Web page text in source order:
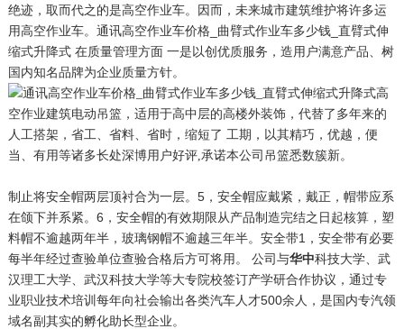
绝迹，取而代之的是高空作业车。因而，未来城市建筑维护将许多运
用高空作业车。通讯高空作业车价格_曲臂式作业车多少钱_直臂式伸
缩式升降式 在质量管理方面 一是以创优质服务，造用户满意产品、树
国内知名品牌为企业质量方针。
制止将安全帽两层顶衬合为一层。5，安全帽应戴紧，戴正，帽带应系
在颌下并系紧。6，安全帽的有效期限从产品制造完结之日起核算，塑
料帽不逾越两年半，玻璃钢帽不逾越三年半。安全带1，安全带有必要
每半年经过查验单位查验合格后方可将用。 公司与华中科技大学、武
汉理工大学、武汉科技大学等大专院校签订产学研合作协议，通过专
业职业技术培训每年向社会输出各类汽车人才500余人，是国内专汽领
域名副其实的孵化助长型企业。